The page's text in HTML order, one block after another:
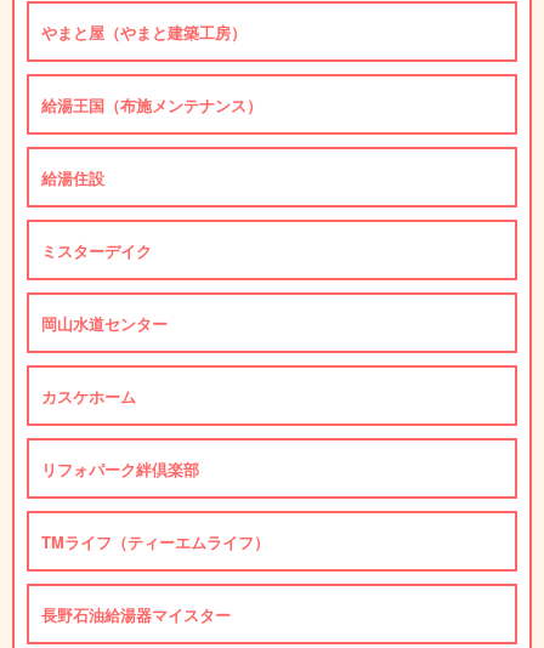
やまと屋（やまと建築工房）
給湯王国（布施メンテナンス）
給湯住設
ミスターデイク
岡山水道センター
カスケホーム
リフォパーク絆倶楽部
TMライフ（ティーエムライフ）
長野石油給湯器マイスター